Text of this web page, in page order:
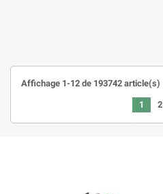
Affichage 1-12 de 193742 article(s)
1 2